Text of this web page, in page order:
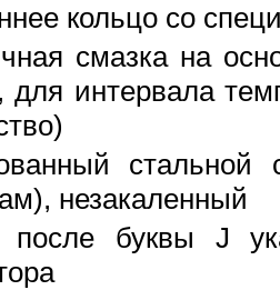
кольцо со
смазка на
для интервала
стальной
незакаленный
буквы J